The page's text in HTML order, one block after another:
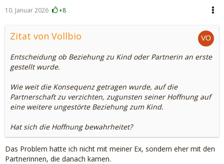
10. Januar 2026 +8
Zitat von Vollbio
Entscheidung ob Beziehung zu Kind oder Partnerin an erste
gestellt wurde.
Wie weit die Konsequenz getragen wurde, auf die
Partnerschaft zu verzichten, zugunsten seiner Hoffnung auf
eine weitere ungestörte Beziehung zum Kind.
Hat sich die Hoffnung bewahrheitet?
Das Problem hatte ich nicht mit meiner Ex, sondern eher mit den
Partnerinnen, die danach kamen.